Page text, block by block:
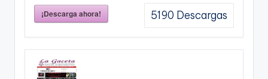
¡Descarga ahora! 5190 Descargas